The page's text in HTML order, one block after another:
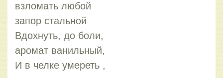
взломать любой
запор стальной
Вдохнуть, до боли,
аромат ванильный,
И в челке умереть ,